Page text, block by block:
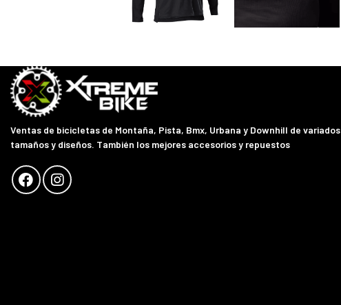
Ventas de bicicletas de Montaña, Pista, Bmx, Urbana y Downhill de variados
tamaños y diseños. También los mejores accesorios y repuestos